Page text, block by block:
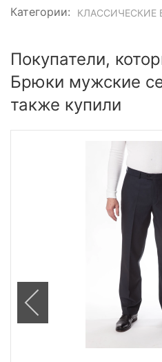
Категории: КЛАССИЧЕСКИЕ
Покупатели,
Брюки мужские
также купили